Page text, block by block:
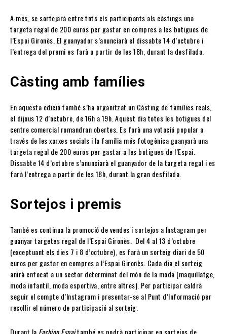
A més, se sortejarà entre tots els participants als càstings una
targeta regal de 200 euros per gastar en compres a les botigues de
l’Espai Gironès. El guanyador s’anunciarà el dissabte 14 d’octubre i
l’entrega del premi es farà a partir de les 18h, durant la desfilada.
Càsting amb famílies
En aquesta edició també s’ha organitzat un Càsting de famílies reals,
el dijous 12 d’octubre, de 16h a 19h. Aquest dia totes les botigues del
centre comercial romandran obertes. Es farà una votació popular a
través de les xarxes socials i la família més fotogènica guanyarà una
targeta regal de 200 euros per gastar a les botigues de l’Espai.
Dissabte 14 d’octubre s’anunciarà el guanyador de la targeta regal i es
farà l’entrega a partir de les 18h, durant la gran desfilada.
Sortejos i premis
També es continua la promoció de vendes i sortejos a Instagram per
guanyar targetes regal de l’Espai Gironès. Del 4 al 13 d’octubre
(exceptuant els dies 7 i 8 d’octubre), es farà un sorteig diari de 50
euros per gastar en compres a l’Espai Gironès. Cada dia el sorteig
anirà enfocat a un sector determinat del món de la moda (maquillatge,
moda infantil, moda esportiva, entre altres). Per participar caldrà
seguir el compte d’Instagram i presentar-se al Punt d’Informació per
recollir el número de participació al sorteig.